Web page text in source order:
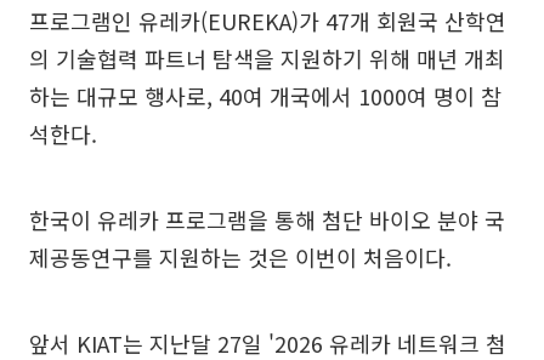
프로그램인 유레카(EUREKA)가 47개 회원국 산학연
의 기술협력 파트너 탐색을 지원하기 위해 매년 개최
하는 대규모 행사로, 40여 개국에서 1000여 명이 참
석한다.
한국이 유레카 프로그램을 통해 첨단 바이오 분야 국
제공동연구를 지원하는 것은 이번이 처음이다.
앞서 KIAT는 지난달 27일 '2026 유레카 네트워크 첨